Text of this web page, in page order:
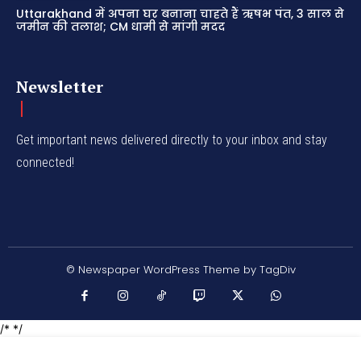
Uttarakhand में अपना घर बनाना चाहते हैं ऋषभ पंत, 3 साल से
जमीन की तलाश; CM धामी से मांगी मदद
Newsletter
Get important news delivered directly to your inbox and stay
connected!
© Newspaper WordPress Theme by TagDiv
/* */